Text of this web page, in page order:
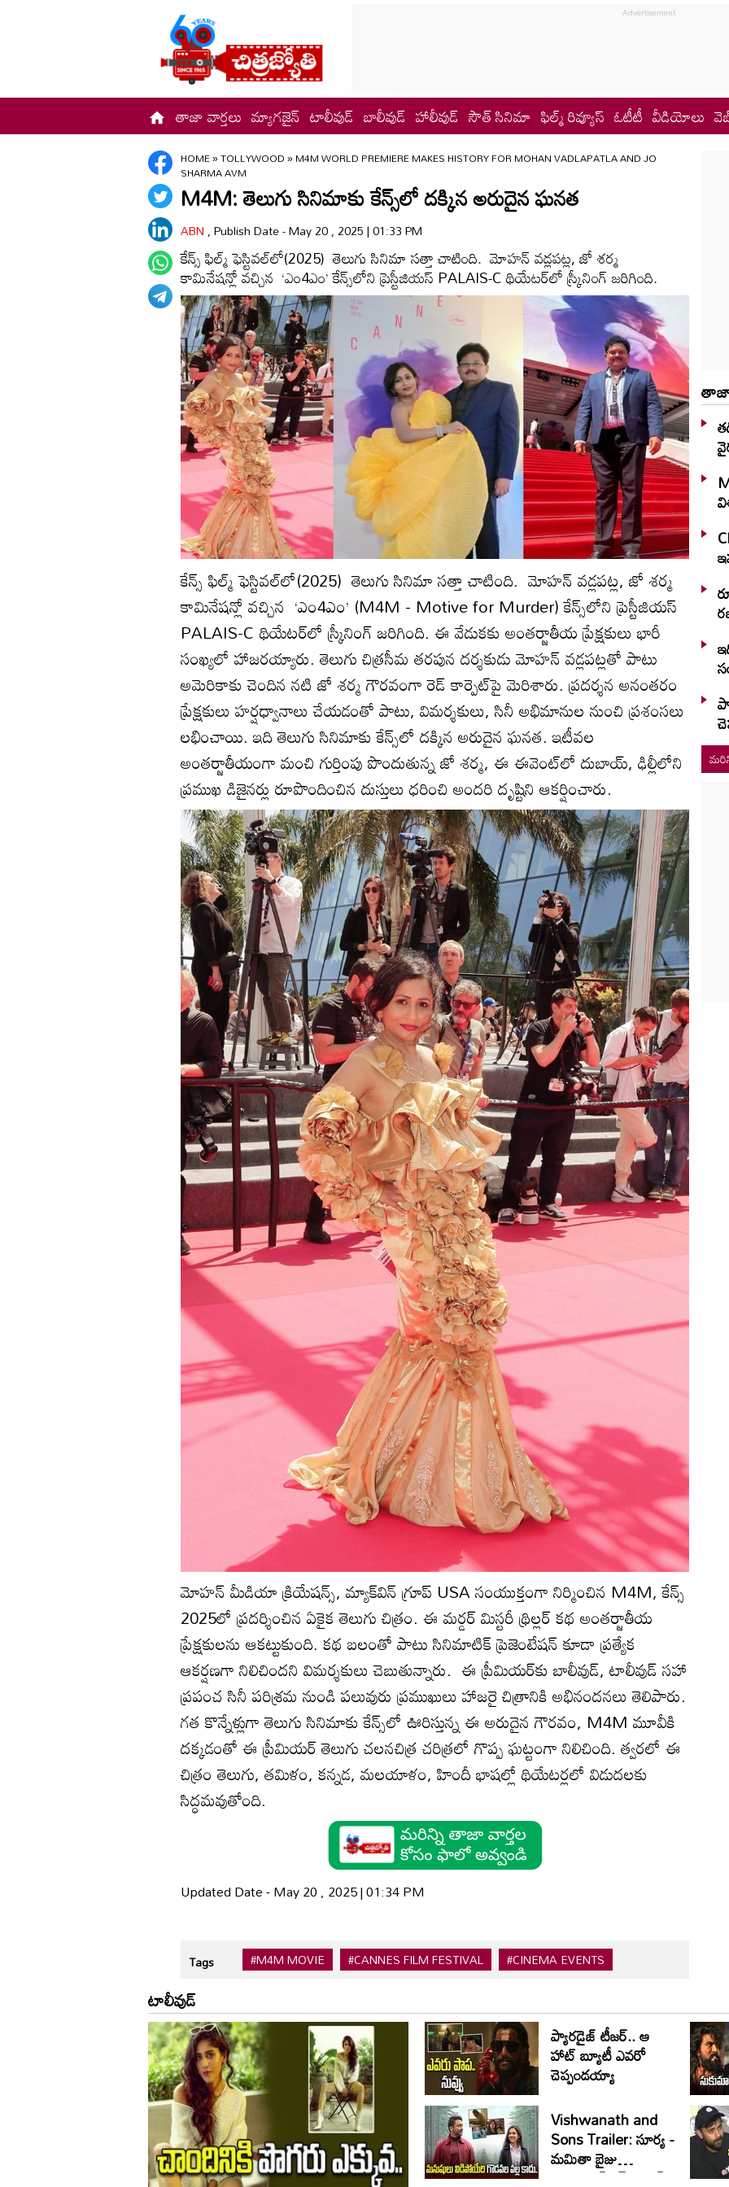
తాజా వార్తలు మ్యాగజైన్ టాలీవుడ్ బాలీవుడ్ హాలీవుడ్ సౌత్ సినిమా ఫిల్మ్ రివ్యూస్ ఓటీటీ వీడియోలు
HOME»TOLLYWOOD»M4M WORLD PREMIERE MAKES HISTORY FOR MOHAN VADLAPATLA AND JO
SHARMA AVM
M4M: తెలుగు సినిమాకు కేన్స్‌లో దక్కిన అరుదైన ఘనత
ABN, Publish Date - May 20 , 2025 | 01:33 PM
కేన్స్ ఫిల్మ్ ఫెస్టివల్‌లో(2025) తెలుగు సినిమా సత్తా చాటింది. మోహన్ వడ్లపట్ల, జో శర్మ
కామినేషన్లో వచ్చిన ‘ఎం4ఎం’ కేన్స్‌లోని ప్రెస్టీజియస్ PALAIS-C థియేటర్‌లో స్క్రీనింగ్ జరిగింది.
కేన్స్ ఫిల్మ్ ఫెస్టివల్‌లో(2025) తెలుగు సినిమా సత్తా చాటింది. మోహన్ వడ్లపట్ల, జో శర్మ
కామినేషన్లో వచ్చిన ‘ఎం4ఎం’ (M4M - Motive for Murder) కేన్స్‌లోని ప్రెస్టీజియస్
PALAIS-C థియేటర్‌లో స్క్రీనింగ్ జరిగింది. ఈ వేడుకకు అంతర్జాతీయ ప్రేక్షకులు భారీ
సంఖ్యలో హాజరయ్యారు. తెలుగు చిత్రసీమ తరపున దర్శకుడు మోహన్ వడ్లపట్లతో పాటు
అమెరికాకు చెందిన నటి జో శర్మ గౌరవంగా రెడ్ కార్పెట్‌పై మెరిశారు. ప్రదర్శన అనంతరం
ప్రేక్షకులు హర్షధ్వానాలు చేయడంతో పాటు, విమర్శకులు, సినీ అభిమానుల నుంచి ప్రశంసలు
లభించాయి. ఇది తెలుగు సినిమాకు కేన్స్‌లో దక్కిన అరుదైన ఘనత. ఇటీవల
అంతర్జాతీయంగా మంచి గుర్తింపు పొందుతున్న జో శర్మ, ఈ ఈవెంట్‌లో దుబాయ్, ఢిల్లీలోని
ప్రముఖ డిజైనర్లు రూపొందించిన దుస్తులు ధరించి అందరి దృష్టిని ఆకర్షించారు.
మోహన్ మీడియా క్రియేషన్స్, మ్యాక్‌విన్ గ్రూప్ USA సంయుక్తంగా నిర్మించిన M4M, కేన్స్
2025లో ప్రదర్శించిన ఏకైక తెలుగు చిత్రం. ఈ మర్డర్ మిస్టరీ థ్రిల్లర్ కథ అంతర్జాతీయ
ప్రేక్షకులను ఆకట్టుకుంది. కథ బలంతో పాటు సినిమాటిక్ ప్రెజెంటేషన్ కూడా ప్రత్యేక
ఆకర్షణగా నిలిచిందని విమర్శకులు చెబుతున్నారు. ఈ ప్రీమియర్‌కు బాలీవుడ్, టాలీవుడ్‌ సహా
ప్రపంచ సినీ పరిశ్రమ నుండి పలువురు ప్రముఖులు హాజరై చిత్రానికి అభినందనలు తెలిపారు.
గత కొన్నేళ్లుగా తెలుగు సినిమాకు కేన్స్‌లో ఊరిస్తున్న ఈ అరుదైన గౌర‌వం, M4M మూవీకి
ద‌క్క‌డంతో ఈ ప్రీమియర్ తెలుగు చలనచిత్ర చరిత్రలో గొప్ప ఘట్టంగా నిలిచింది. త్వరలో ఈ
చిత్రం తెలుగు, తమిళం, కన్నడ, మలయాళం, హిందీ భాషల్లో థియేటర్లలో విడుదలకు
సిద్ధమవుతోంది.
Updated Date - May 20 , 2025 | 01:34 PM
Tags #M4M MOVIE #CANNES FILM FESTIVAL #CINEMA EVENTS
తాజా
టాలీవుడ్
ప్యారడైజ్ టీజర్.. ఆ
హాట్ బ్యూటీ ఎవరో
చెప్పండయ్యా
Vishwanath and
Sons Trailer: సూర్య -
మమితా బైజు
ఎమోషనల్ రైడ్.. హిట్